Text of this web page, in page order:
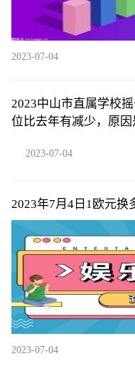
2023-07-04
2023中山市直属学校
位比去年有减少，原因
2023-07-04
2023年7月4日1欧元换
2023-07-04